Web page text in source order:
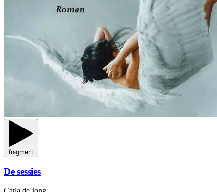
fragment
De sessies
Carla de Jong